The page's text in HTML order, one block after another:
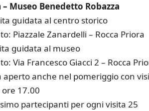
Museo Benedetto Robazza
guidata al centro storico
Piazzale Zanardelli – Rocca Priora
guidata al museo
Via Francesco Giacci 2 – Rocca
aperto anche nel pomeriggio con
17.00
partecipanti per ogni visita 25